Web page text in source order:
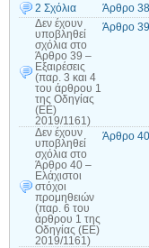
2 Σχόλια
Άρθρο
Δεν έχουν
υποβληθεί
σχόλια στο
Άρθρο 39 –
Εξαιρέσεις
(παρ. 3 και 4
του άρθρου 1
της Οδηγίας
(ΕΕ)
2019/1161)
Άρθρο 39
Δεν έχουν
υποβληθεί
σχόλια στο
Άρθρο 40 –
Ελάχιστοι
στόχοι
προμηθειών
(παρ. 6 του
άρθρου 1 της
Οδηγίας (ΕΕ)
2019/1161)
Άρθρο 40